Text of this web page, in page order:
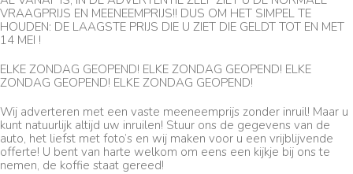
VRAAGPRIJS EN MEENEEMPRIJS!! DUS OM HET SIMPEL TE
HOUDEN: DE LAAGSTE PRIJS DIE U ZIET DIE GELDT TOT EN MET
14 MEI !
ELKE ZONDAG GEOPEND! ELKE ZONDAG GEOPEND! ELKE
ZONDAG GEOPEND! ELKE ZONDAG GEOPEND!
Wij adverteren met een vaste meeneemprijs zonder inruil! Maar u
kunt natuurlijk altijd uw inruilen! Stuur ons de gegevens van de
auto, het liefst met foto’s en wij maken voor u een vrijblijvende
offerte! U bent van harte welkom om eens een kijkje bij ons te
nemen, de koffie staat gereed!